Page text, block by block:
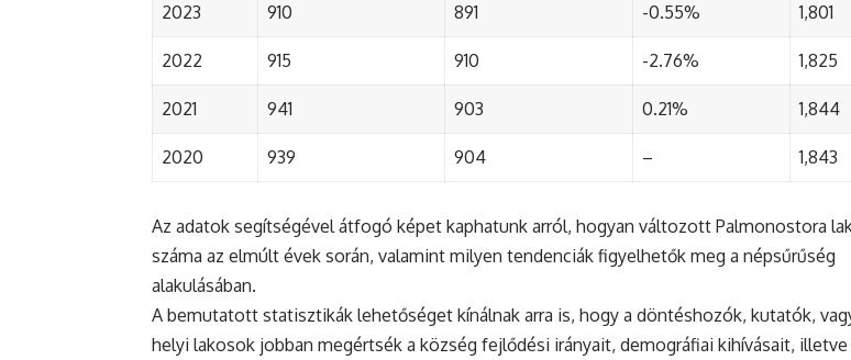
2023 910 891 -0.55% 1,801
2022 915 910 -2.76% 1,825
2021 941 903 0.21% 1,844
2020 939 904 – 1,843
Az adatok segítségével átfogó képet kaphatunk arról, hogyan változott Palmonostora
száma az elmúlt évek során, valamint milyen tendenciák figyelhetők meg a népsűrűség
alakulásában.
A bemutatott statisztikák lehetőséget kínálnak arra is, hogy a döntéshozók, kutatók,
helyi lakosok jobban megértsék a község fejlődési irányait, demográfiai kihívásait, illetve